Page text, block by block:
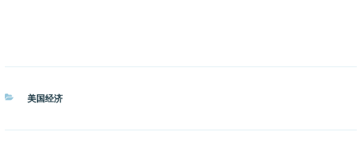
分
美国经济